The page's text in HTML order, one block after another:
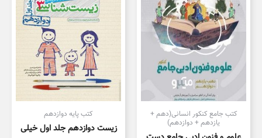
کتب جامع کنکور انسانی(دهم +
یازدهم + دوازدهم)
کتب پایه دوازدهم
زیست دوازدهم جلد اول خیلی